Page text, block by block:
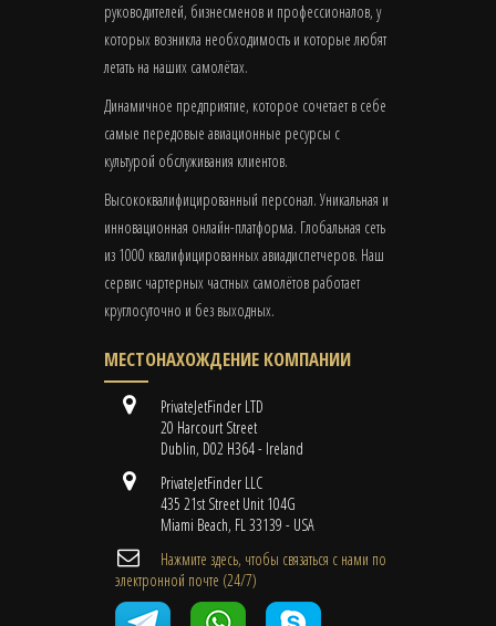
руководителей, бизнесменов и профессионалов, у
которых возникла необходимость и которые любят
летать на наших самолётах.
Динамичное предприятие, которое сочетает в себе
самые передовые авиационные ресурсы с
культурой обслуживания клиентов.
Высококвалифицированный персонал. Уникальная и
инновационная онлайн-платформа. Глобальная сеть
из 1000 квалифицированных авиадиспетчеров. Наш
сервис чартерных частных самолётов работает
круглосуточно и без выходных.
МЕСТОНАХОЖДЕНИЕ КОМПАНИИ
PrivateJetFinder LTD
20 Harcourt Street
Dublin, D02 H364 - Ireland
PrivateJetFinder LLC
435 21st Street Unit 104G
Miami Beach, FL 33139 - USA
Нажмите здесь, чтобы связаться с нами по
электронной почте (24/7)